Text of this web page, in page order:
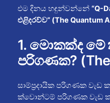
එම දිනය හඳුන්වන්නේ “Q-
එළිදරව්ව” (The Quantum
1. මොකක්ද
පරිගණක? (The
සාම්ප්‍රදායික පරිගණක වැඩ
ක්වොන්ටම් පරිගණක වැඩ